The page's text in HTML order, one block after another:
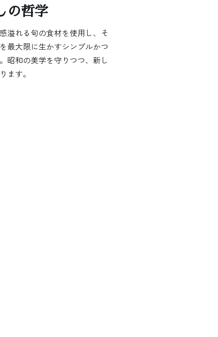
の哲学
溢れる旬の食材を使用し、そ
最大限に生かすシンプルかつ
昭和の美学を守りつつ、新し
ます。